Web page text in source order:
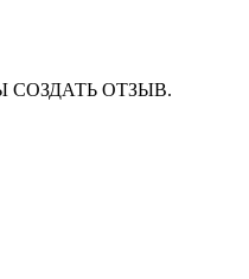
СОЗДАТЬ ОТЗЫВ.